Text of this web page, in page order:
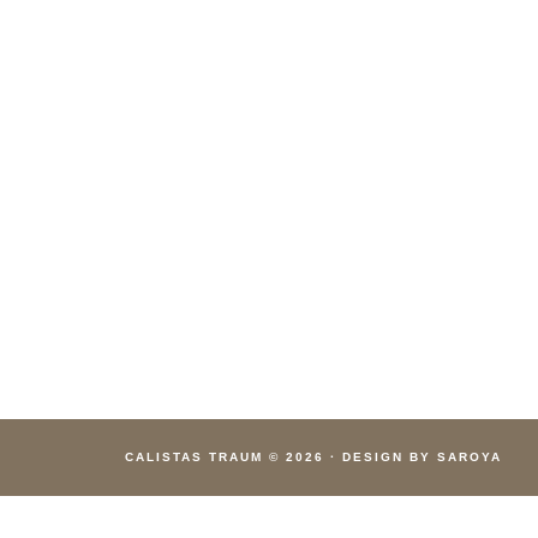
CALISTAS TRAUM © 2026 · DESIGN BY SAROYA